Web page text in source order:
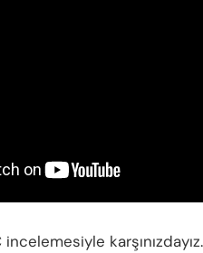
incelemesiyle